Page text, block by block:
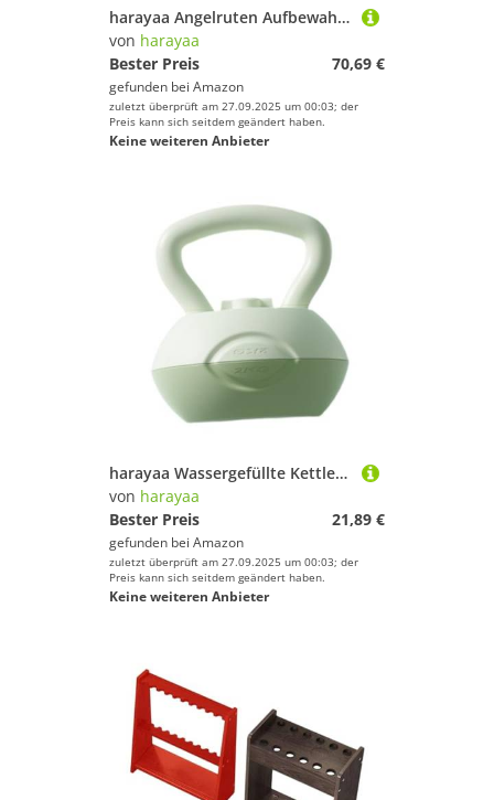
harayaa Angelruten Aufbewahrungstasche, Hartschalen Tragetasche, Große Angelwerkzeug Aufbewahrungstasche, Tragbarer Angelruten Koffer, 100 cm Schwarz
von harayaa
Bester Preis
70,69 €
gefunden bei Amazon
zuletzt überprüft am 27.09.2025 um 00:03; der
Preis kann sich seitdem geändert haben.
Keine weiteren Anbieter
harayaa Wassergefüllte Kettlebell Fitnessausrüstung Körpertraining Glute Trainingsgerät Kettlebell, GrÜn
von harayaa
Bester Preis
21,89 €
gefunden bei Amazon
zuletzt überprüft am 27.09.2025 um 00:03; der
Preis kann sich seitdem geändert haben.
Keine weiteren Anbieter